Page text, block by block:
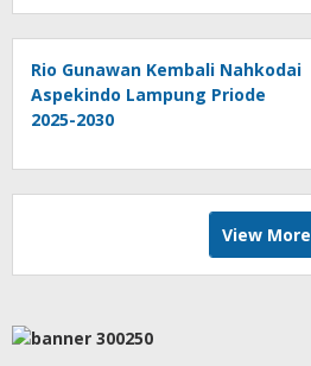
Rio Gunawan Kembali Nahkodai
Aspekindo Lampung Priode
2025-2030
View More